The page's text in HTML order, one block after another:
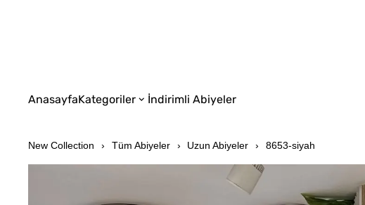
AnasayfaKategoriler İndirimli Abiyeler
New Collection Tüm Abiyeler Uzun Abiyeler 8653-siyah